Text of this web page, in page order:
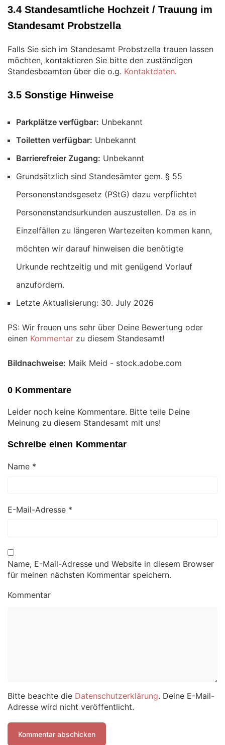
3.4 Standesamtliche Hochzeit / Trauung im
Standesamt Probstzella
Falls Sie sich im Standesamt Probstzella trauen lassen
möchten, kontaktieren Sie bitte den zuständigen
Standesbeamten über die o.g. Kontaktdaten.
3.5 Sonstige Hinweise
Parkplätze verfügbar: Unbekannt
Toiletten verfügbar: Unbekannt
Barrierefreier Zugang: Unbekannt
Grundsätzlich sind Standesämter gem. § 55
Personenstandsgesetz (PStG) dazu verpflichtet
Personenstandsurkunden auszustellen. Da es in
Einzelfällen zu längeren Wartezeiten kommen kann,
möchten wir darauf hinweisen die benötigte
Urkunde rechtzeitig und mit genügend Vorlauf
anzufordern.
Letzte Aktualisierung: 30. July 2026
PS: Wir freuen uns sehr über Deine Bewertung oder
einen Kommentar zu diesem Standesamt!
Bildnachweise: Maik Meid - stock.adobe.com
0 Kommentare
Leider noch keine Kommentare. Bitte teile Deine
Meinung zu diesem Standesamt mit uns!
Schreibe einen Kommentar
Name *
E-Mail-Adresse *
Name, E-Mail-Adresse und Website in diesem Browser
für meinen nächsten Kommentar speichern.
Kommentar
Bitte beachte die Datenschutzerklärung. Deine E-Mail-
Adresse wird nicht veröffentlicht.